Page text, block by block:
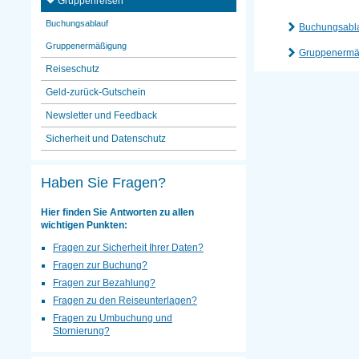
Buchungsablauf
Gruppenermäßigung
Reiseschutz
Geld-zurück-Gutschein
Newsletter und Feedback
Sicherheit und Datenschutz
Haben Sie Fragen?
Hier finden Sie Antworten zu allen
wichtigen Punkten:
Fragen zur Sicherheit Ihrer Daten?
Fragen zur Buchung?
Fragen zur Bezahlung?
Fragen zu den Reiseunterlagen?
Fragen zu Umbuchung und
Stornierung?